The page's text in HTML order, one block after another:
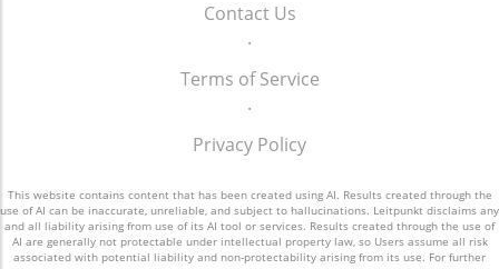
und Aktivitäten zu planen, sondern auch um sich
um Ihre gesundheitlichen Absicherungen zu
kümmern. Bleiben Sie sicher, informiert und
zu fördern und zu erhalten. Was können
Versicherte tun? Es ist wichtig, dass Versicherte
künftig aktiver nach Informationen suchen, um
über mögliche Änderungen informiert zu sein.
Beispielsweise könnte es sinnvoll sein,
regelmäßig die Website der eigenen
Informationen in der eigenen Mitgliedszeitschrift
zu suchen. Auch könnte es hilfreich sein, sich in
sozialen Medien oder in Online-Foren mit
anderen Versicherten auszutauschen, um
Contact Us
.
Terms of Service
.
Privacy Policy
This website contains content that has been created using AI. Results created through the
use of AI can be inaccurate, unreliable, and subject to hallucinations. Leitpunkt disclaims any
and all liability arising from use of its AI tool or services. Results created through the use of
AI are generally not protectable under intellectual property law, so Users assume all risk
associated with potential liability and non-protectability arising from its use. For further